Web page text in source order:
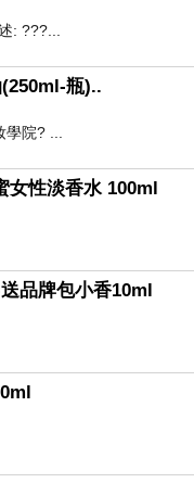
: ???...
瓶)..
院? ...
女性淡香水 100ml
品牌包小香10ml